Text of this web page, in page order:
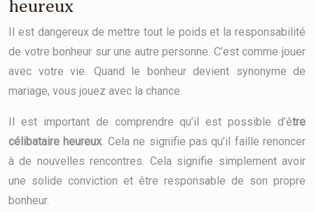
heureux
Il est dangereux de mettre tout le poids et la responsabilité
de votre bonheur sur une autre personne. C’est comme jouer
avec votre vie. Quand le bonheur devient synonyme de
mariage, vous jouez avec la chance.
Il est important de comprendre qu’il est possible d’être
célibataire heureux. Cela ne signifie pas qu’il faille renoncer
à de nouvelles rencontres. Cela signifie simplement avoir
une solide conviction et être responsable de son propre
bonheur.